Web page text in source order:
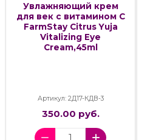
Увлажняющий крем
для век с витамином С
FarmStay Citrus Yuja
Vitalizing Eye
Cream,45ml
Артикул: 2Д17-КДВ-3
350.00 руб.